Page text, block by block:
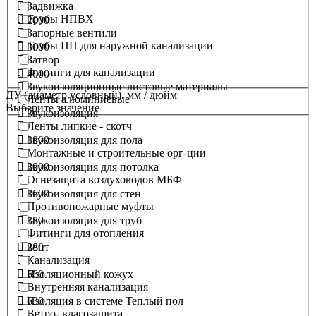
Трубы НПВХ
Трубы ПП для наружной канализации
Фитинги для канализации
Ленты алюминиевые
Ленты липкие - скотч
Монтажные и строительные орг-ции
Огнезащита воздуховодов МБФ
Противопожарные муфты
Фитинги для отопления
Канализация
Внутренняя канализация
Ветро- влагозащита
Задвижка
Запорные вентили
Затвор
Звукоизоляционные листовые материалы
Звукоизоляция
Звукоизоляция для пола
Звукоизоляция для потолка
Звукоизоляция для стен
Звукоизоляция для труб
Зонт
Изоляционный кожух
Изоляция в системе Теплый пол
2000
3000
4000
ДУ (диаметр условный). мм / дюйм
Выберите значение
1800
2000
1600
180
280
560
630